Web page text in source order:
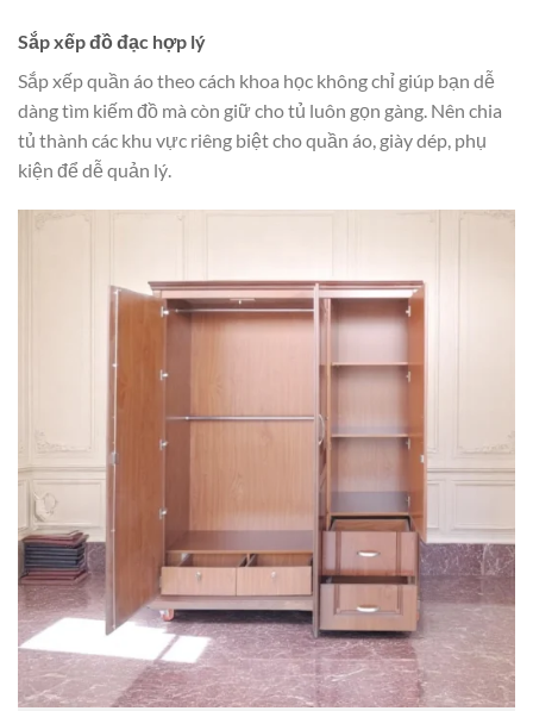
Sắp xếp đồ đạc hợp lý
Sắp xếp quần áo theo cách khoa học không chỉ giúp bạn dễ
dàng tìm kiếm đồ mà còn giữ cho tủ luôn gọn gàng. Nên chia
tủ thành các khu vực riêng biệt cho quần áo, giày dép, phụ
kiện để dễ quản lý.